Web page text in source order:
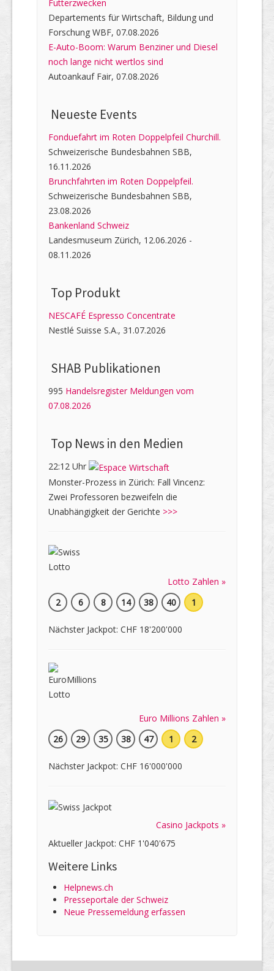
Futterzwecken
Departements für Wirtschaft, Bildung und
Forschung WBF, 07.08.2026
E-Auto-Boom: Warum Benziner und Diesel
noch lange nicht wertlos sind
Autoankauf Fair, 07.08.2026
Neueste Events
Fonduefahrt im Roten Doppelpfeil Churchill.
Schweizerische Bundesbahnen SBB,
16.11.2026
Brunchfahrten im Roten Doppelpfeil.
Schweizerische Bundesbahnen SBB,
23.08.2026
Bankenland Schweiz
Landesmuseum Zürich, 12.06.2026 -
08.11.2026
Top Produkt
NESCAFÉ Espresso Concentrate
Nestlé Suisse S.A., 31.07.2026
SHAB Publi­kati­onen
995 Handelsregister Meldungen vom
07.08.2026
Top News in den Medien
22:12 Uhr
Monster-Prozess in Zürich: Fall Vincenz:
Zwei Professoren bezweifeln die
Unabhängigkeit der Gerichte >>>
Lotto Zahlen »
2
6 8 14 38 40 1
Nächster Jackpot: CHF 18'200'000
Euro Millions Zahlen »
26
29 35 38 47 1 2
Nächster Jackpot: CHF 16'000'000
Casino Jackpots »
Aktueller Jackpot: CHF 1'040'675
Weitere Links
Helpnews.ch
Presseportale der Schweiz
Neue Pressemeldung erfassen